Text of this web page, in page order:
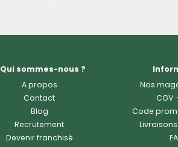
Qui sommes-nous ?
A propos
Contact
Blog
Recrutement
Devenir franchisé
Nos
CGV-
Code